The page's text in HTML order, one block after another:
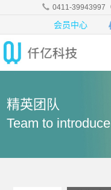
0411-39943997
会员中心
精英团队
Team to introduce